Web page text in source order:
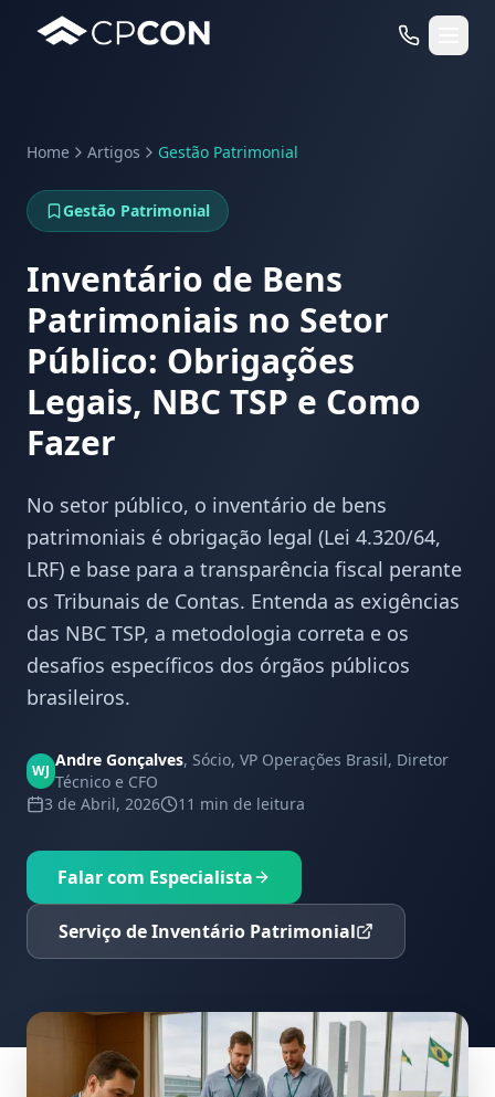
Serviços
Casos de Uso RFID
Home Artigos Gestão Patrimonial
Gestão Patrimonial
Inventário de Bens
Patrimoniais no Setor
Público: Obrigações
Legais, NBC TSP e Como
Fazer
No setor público, o inventário de bens
patrimoniais é obrigação legal (Lei 4.320/64,
LRF) e base para a transparência fiscal perante
os Tribunais de Contas. Entenda as exigências
das NBC TSP, a metodologia correta e os
desafios específicos dos órgãos públicos
brasileiros.
WJ
Andre Gonçalves, Sócio, VP Operações Brasil, Diretor
Técnico e CFO
3 de Abril, 2026
11 min de leitura
Falar com Especialista
Serviço de Inventário Patrimonial